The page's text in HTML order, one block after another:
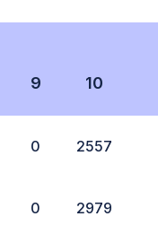
9 10
0 2557
0 2979